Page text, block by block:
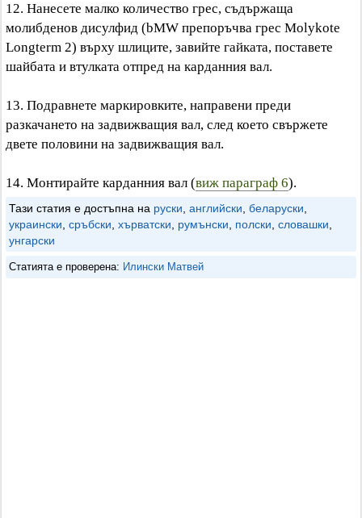
12. Нанесете малко количество грес, съдържаща
молибденов дисулфид (bMW препоръчва грес Molykote
Longterm 2) върху шлиците, завийте гайката, поставете
шайбата и втулката отпред на карданния вал.
13. Подравнете маркировките, направени преди
разкачането на задвижващия вал, след което свържете
двете половини на задвижващия вал.
14. Монтирайте карданния вал (виж параграф 6).
Тази статия е достъпна на руски английски беларуски
украински сръбски хърватски румънски полски словашки
унгарски
Статията е проверена: Илински Матвей